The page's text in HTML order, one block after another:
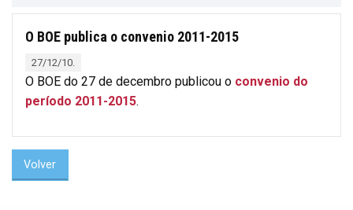
O BOE publica o convenio 2011-2015
27/12/10.
O BOE do 27 de decembro publicou o convenio do
período 2011-2015.
Volver